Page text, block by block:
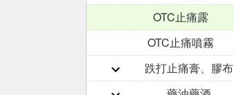
OTC止痛露
OTC止痛噴霧
跌打止痛膏、膠布